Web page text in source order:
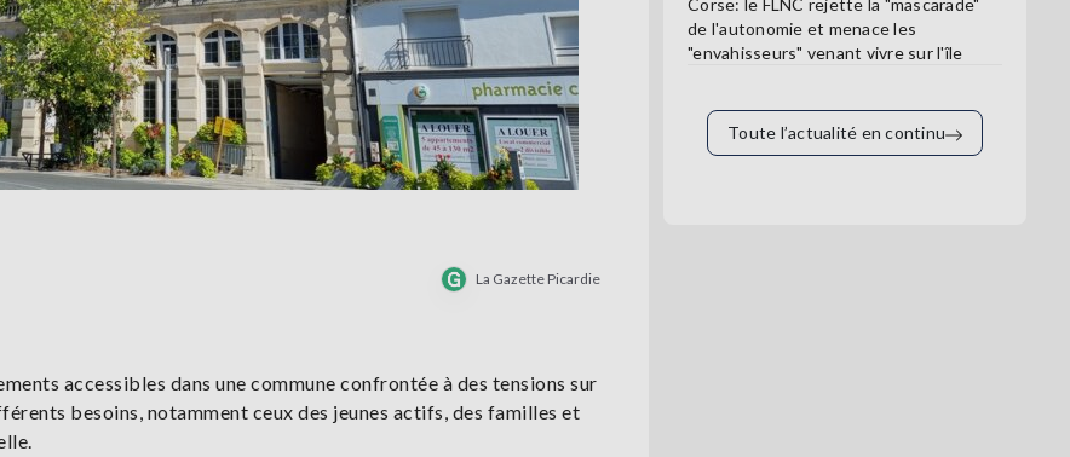
La Gazette Picardie
accessibles dans une commune confrontée à des tensions sur
besoins, notamment ceux des jeunes actifs, des familles et
Corse: le FLNC rejette la "mascarade"
de l'autonomie et menace les
"envahisseurs" venant vivre sur l'île
Toute l’actualité en continu